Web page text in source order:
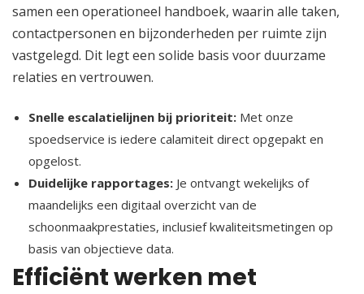
samen een operationeel handboek, waarin alle taken,
contactpersonen en bijzonderheden per ruimte zijn
vastgelegd.​ Dit legt een solide basis voor duurzame
relaties en vertrouwen.​
Snelle escalatielijnen bij prioriteit: Met onze
spoedservice is iedere calamiteit direct opgepakt en
opgelost.​
Duidelijke rapportages: Je ontvangt wekelijks of
maandelijks een digitaal overzicht van de
schoonmaakprestaties, inclusief kwaliteitsmetingen op
basis van objectieve data.​
Efficiënt werken met